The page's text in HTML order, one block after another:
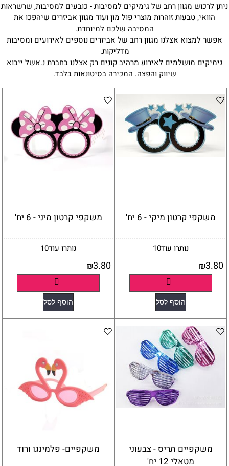
ניתן לרכוש מגוון רחב של גימיקים למסיבות - כובעים למסיבות, שרשראות
הוואי, טבעות זוהרות מוצרי פול מון ועוד מגוון אביזרים שיהפכו את
המסיבה שלכם למיוחדת.
אפשר למצוא אצלנו מגוון רחב של אביזרים נוספים לאירועים ומסיבות
מדליקות.
גימיקים מושלמים לאירוע מרהיב קונים רק אצלנו בחברת נ.אשל ייבוא
שיווק והפצה. המכירה בסיטונאות בלבד.
משקפי קרטון מיקי - 6 יח'
נותרו עוד10
₪3.80
הוסף לסל
משקפי קרטון מיני - 6 יח'
נותרו עוד10
₪3.80
הוסף לסל
משקפיים תריס - צבעוני
מטאלי 12 יח'
משקפיים- פלמינגו ורוד